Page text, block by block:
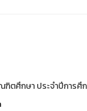
ฑิตศึกษา ประจำปีการ